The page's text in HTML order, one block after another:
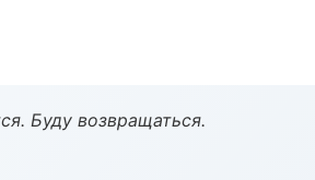
Буду возвращаться.